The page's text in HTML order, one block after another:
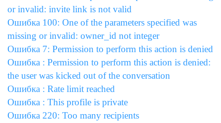
or invalid: invite link is not valid
Ошибка 100: One of the parameters specified was
missing or invalid: owner_id not integer
Ошибка 7: Permission to perform this action is denied
Ошибка : Permission to perform this action is denied:
the user was kicked out of the conversation
Ошибка : Rate limit reached
Ошибка : This profile is private
Ошибка 220: Too many recipients